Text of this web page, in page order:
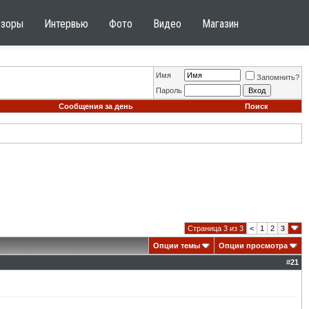
Интервью Фото Видео Магазин
Имя
Запомнить?
Пароль
Сообщения за день
Поиск
Страница 3 из 3 < 1 2 3
Опции темы
Опции просмотра
#21